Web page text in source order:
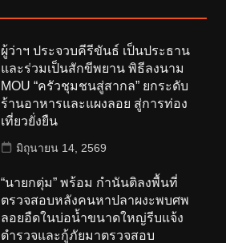
ผู้ว่าฯ ประจวบคีรีขันธ์ เป็นประธาน
และร่วมเป็นสักขีพยาน พิธีลงนาม
MOU “ครัวชุมชนสู่สากล” ยกระดับ
ร้านอาหารและแผงลอย สู่การท่อง
เที่ยวยั่งยืน
มิถุนายน 14, 2569
“นายกตุ่ม” พร้อม กำนันติลงพื้นที่
ตรวจสอบหลังคนหาปลาผงะพบศพ
ลอยอืดในบ่อน้ำขนาดใหญ่รีบแจ้ง
ตำรวจและกู้ภัยมาตรวจสอบ